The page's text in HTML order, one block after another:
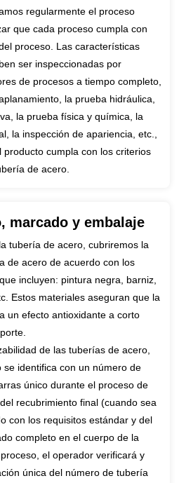
regularmente el proceso
que cada proceso cumpla con
proceso. Las características
ser inspeccionadas por
de procesos a tiempo completo,
la prueba hidráulica,
la prueba física y química, la
la inspección de apariencia, etc.,
producto cumpla con los criterios
de acero.
marcado y embalaje
tubería de acero, cubriremos la
de acero de acuerdo con los
incluyen: pintura negra, barniz,
Estos materiales aseguran que la
un efecto antioxidante a corto
de las tuberías de acero,
identifica con un número de
único durante el proceso de
recubrimiento final (cuando sea
con los requisitos estándar y del
completo en el cuerpo de la
el operador verificará y
única del número de tubería